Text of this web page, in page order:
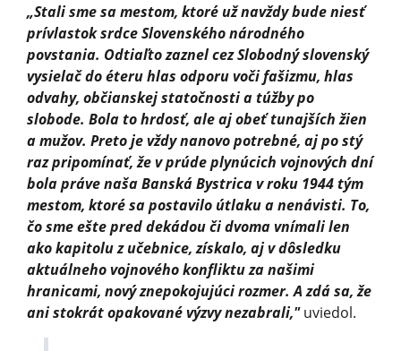
„Stali sme sa mestom, ktoré už navždy bude niesť
prívlastok srdce Slovenského národného
povstania. Odtiaľto zaznel cez Slobodný slovenský
vysielač do éteru hlas odporu voči fašizmu, hlas
odvahy, občianskej statočnosti a túžby po
slobode. Bola to hrdosť, ale aj obeť tunajších žien
a mužov. Preto je vždy nanovo potrebné, aj po stý
raz pripomínať, že v prúde plynúcich vojnových dní
bola práve naša Banská Bystrica v roku 1944 tým
mestom, ktoré sa postavilo útlaku a nenávisti. To,
čo sme ešte pred dekádou či dvoma vnímali len
ako kapitolu z učebnice, získalo, aj v dôsledku
aktuálneho vojnového konfliktu za našimi
hranicami, nový znepokojujúci rozmer. A zdá sa, že
ani stokrát opakované výzvy nezabrali,"uviedol.